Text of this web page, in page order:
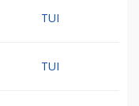
TUI
TUI